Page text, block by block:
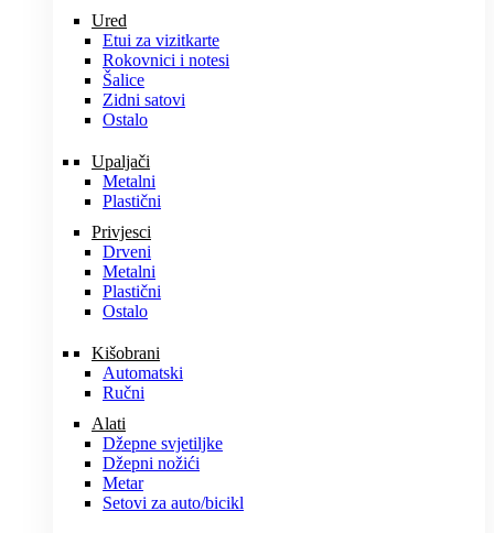
Ured
Etui za vizitkarte
Rokovnici i notesi
Šalice
Zidni satovi
Ostalo
Upaljači
Metalni
Plastični
Privjesci
Drveni
Metalni
Plastični
Ostalo
Kišobrani
Automatski
Ručni
Alati
Džepne svjetiljke
Džepni nožići
Metar
Setovi za auto/bicikl